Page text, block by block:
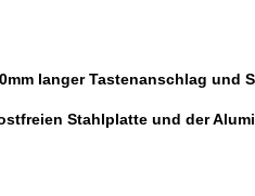
langer Tastenanschlag
Stahlplatte und der